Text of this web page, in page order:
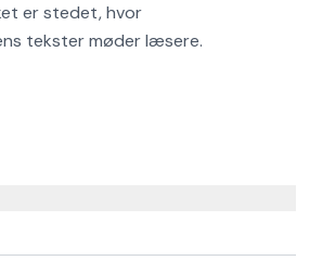
er stedet, hvor
tekster møder læsere.